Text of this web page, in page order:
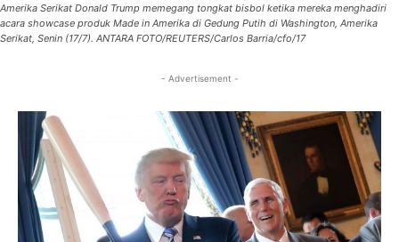
Amerika Serikat Donald Trump memegang tongkat bisbol ketika mereka menghadiri
acara showcase produk Made in Amerika di Gedung Putih di Washington, Amerika
Serikat, Senin (17/7). ANTARA FOTO/REUTERS/Carlos Barria/cfo/17
- Advertisement -